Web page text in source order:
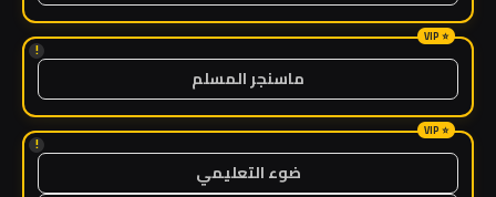
!
ماسنجر المسلم
!
ضوء التعليمي